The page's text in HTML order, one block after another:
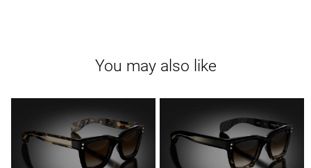
You may also like